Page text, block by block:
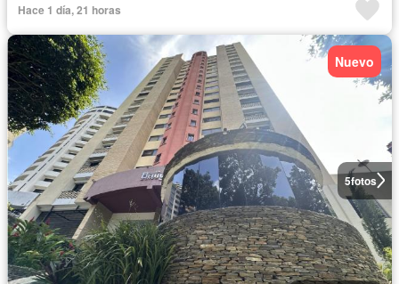
Hace 1 día, 21 horas
5fotos
Nuevo